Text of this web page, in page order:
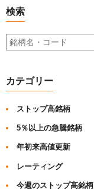
検索
カテゴリー
ストップ高銘柄
5％以上の急騰銘柄
年初来高値更新
レーティング
今週のストップ高銘柄